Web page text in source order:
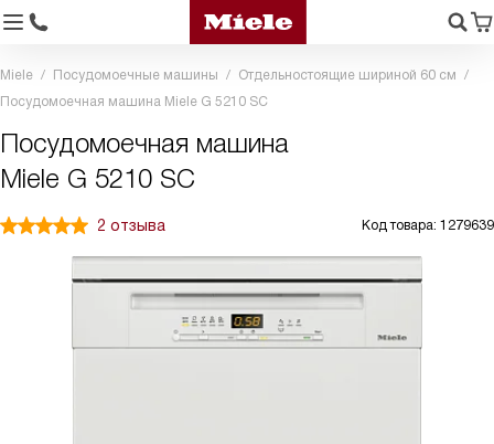
Miele Посудомоечные машины
Отдельностоящие шириной 60 см
Посудомоечная машина Miele G 5210 SC
Посудомоечная машина
Miele G 5210 SC
2 отзыва Код товара: 1279639